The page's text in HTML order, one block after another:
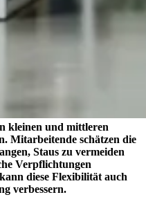
kleinen und mittleren
Mitarbeitende schätzen die
Staus zu vermeiden
Verpflichtungen
diese Flexibilität auch
verbessern.